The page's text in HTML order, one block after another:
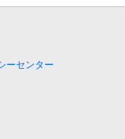
ーセンター